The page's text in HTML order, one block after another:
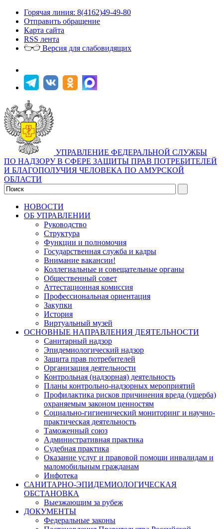
Горячая линия: 8(4162)49-49-80
Отправить обращение
Карта сайта
RSS лента
Версия для слабовидящих
УПРАВЛЕНИЕ ФЕДЕРАЛЬНОЙ СЛУЖБЫ
ПО НАДЗОРУ В СФЕРЕ ЗАЩИТЫ ПРАВ ПОТРЕБИТЕЛЕЙ
И БЛАГОПОЛУЧИЯ ЧЕЛОВЕКА ПО АМУРСКОЙ
ОБЛАСТИ
НОВОСТИ
ОБ УПРАВЛЕНИИ
Руководство
Структура
Функции и полномочия
Государственная служба и кадры
Внимание вакансии!
Коллегиальные и совещательные органы
Общественный совет
Аттестационная комиссия
Профессиональная ориентация
Закупки
История
Виртуальный музей
ОСНОВНЫЕ НАПРАВЛЕНИЯ ДЕЯТЕЛЬНОСТИ
Санитарный надзор
Эпидемиологический надзор
Защита прав потребителей
Организация деятельности
Контрольная (надзорная) деятельность
Планы контрольно-надзорных мероприятий
Профилактика рисков причинения вреда (ущерба)
охраняемым законом ценностям
Социально-гигиенический мониторинг и научно-
практическая деятельность
Таможенный союз
Административная практика
Судебная практика
Оказание услуг и правовой помощи инвалидам и
маломобильным гражданам
Инфотека
САНИТАРНО-ЭПИДЕМИОЛОГИЧЕСКАЯ
ОБСТАНОВКА
Выезжающим за рубеж
ДОКУМЕНТЫ
Федеральные законы